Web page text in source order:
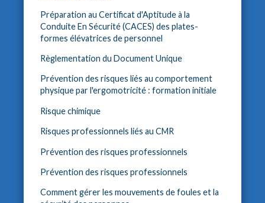
Préparation au Certificat d'Aptitude à la
Conduite En Sécurité (CACES) des plates-
formes élévatrices de personnel
Règlementation du Document Unique
Prévention des risques liés au comportement
physique par l'ergomotricité : formation initiale
Risque chimique
Risques professionnels liés au CMR
Prévention des risques professionnels
Prévention des risques professionnels
Comment gérer les mouvements de foules et la